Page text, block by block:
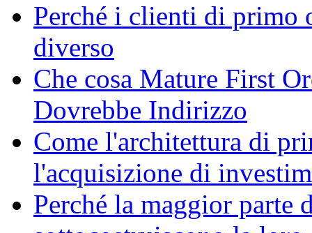
Perché i clienti di primo
diverso
Che cosa Mature First
Dovrebbe Indirizzo
Come l'architettura di
l'acquisizione di
Perché la maggior parte